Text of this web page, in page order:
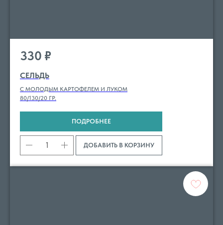
330 ₽
СЕЛЬДЬ
С МОЛОДЫМ КАРТОФЕЛЕМ И ЛУКОМ
80/130/20 ГР.
ПОДРОБНЕЕ
ДОБАВИТЬ В КОРЗИНУ